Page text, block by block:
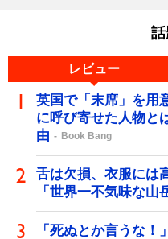
レビュー
英国で「末席」を用
に呼び寄せた人物
由
Book Bang
舌は欠損、衣服には
「世界一不気味な山
「死ぬとか言うな